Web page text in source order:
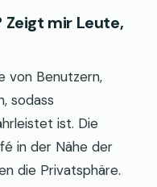
mir Leute,
von Benutzern,
sodass
ist. Die
in der Nähe der
die Privatsphäre.